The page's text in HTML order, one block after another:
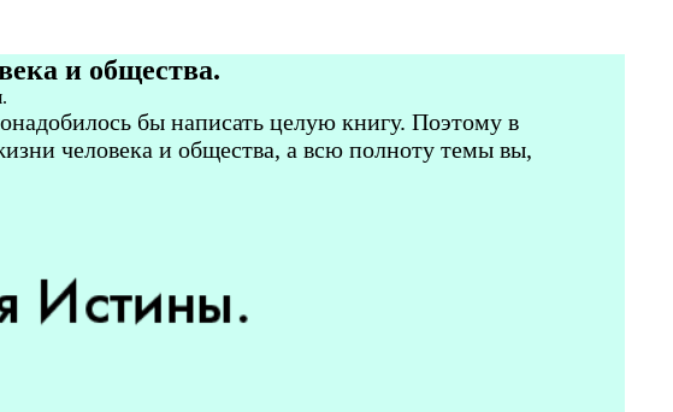
и общества.
бы написать целую книгу. Поэтому в
человека и общества, а всю полноту темы вы,